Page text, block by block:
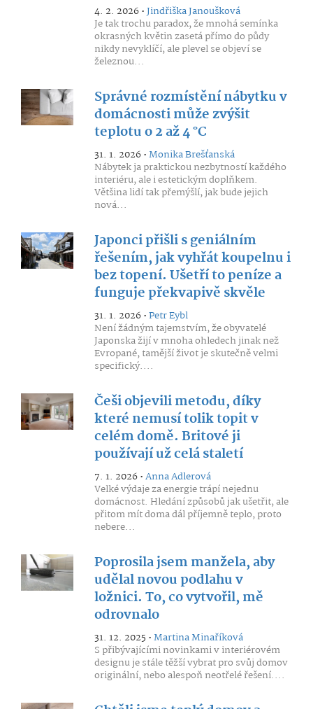
4. 2. 2026 •Jindřiška Janoušková
Je tak trochu paradox, že mnohá semínka
okrasných květin zasetá přímo do půdy
nikdy nevyklíčí, ale plevel se objeví se
železnou...
Správné rozmístění nábytku v
domácnosti může zvýšit
teplotu o 2 až 4 °C
31. 1. 2026 •Monika Brešťanská
Nábytek ja praktickou nezbytností každého
interiéru, ale i estetickým doplňkem.
Většina lidí tak přemýšlí, jak bude jejich
nová...
Japonci přišli s geniálním
řešením, jak vyhřát koupelnu i
bez topení. Ušetří to peníze a
funguje překvapivě skvěle
31. 1. 2026 •Petr Eybl
Není žádným tajemstvím, že obyvatelé
Japonska žijí v mnoha ohledech jinak než
Evropané, tamější život je skutečně velmi
specifický....
Češi objevili metodu, díky
které nemusí tolik topit v
celém domě. Britové ji
používají už celá staletí
7. 1. 2026 •Anna Adlerová
Velké výdaje za energie trápí nejednu
domácnost. Hledání způsobů jak ušetřit, ale
přitom mít doma dál příjemně teplo, proto
nebere...
Poprosila jsem manžela, aby
udělal novou podlahu v
ložnici. To, co vytvořil, mě
odrovnalo
31. 12. 2025 •Martina Minaříková
S přibývajícími novinkami v interiérovém
designu je stále těžší vybrat pro svůj domov
originální, nebo alespoň neotřelé řešení....